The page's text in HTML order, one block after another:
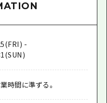
-
時間に準ずる。